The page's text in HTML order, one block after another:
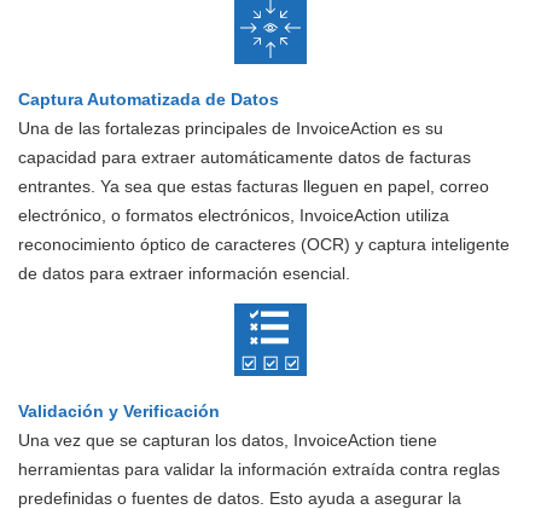
Captura Automatizada de Datos
Una de las fortalezas principales de InvoiceAction es su
capacidad para extraer automáticamente datos de facturas
entrantes. Ya sea que estas facturas lleguen en papel, correo
electrónico, o formatos electrónicos, InvoiceAction utiliza
reconocimiento óptico de caracteres (OCR) y captura inteligente
de datos para extraer información esencial.
Validación y Verificación
Una vez que se capturan los datos, InvoiceAction tiene
herramientas para validar la información extraída contra reglas
predefinidas o fuentes de datos. Esto ayuda a asegurar la